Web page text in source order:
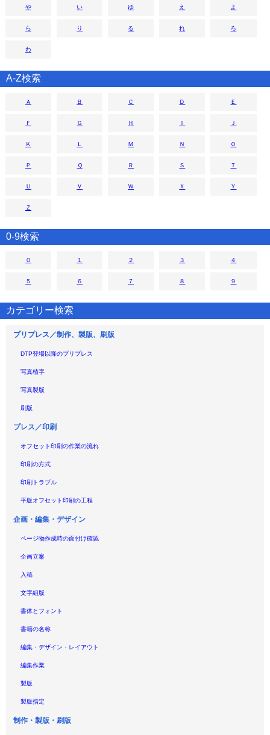
や い ゆ え よ
ら り る れ ろ
わ
A-Z検索
Ａ Ｂ Ｃ Ｄ Ｅ
Ｆ Ｇ Ｈ Ｉ Ｊ
Ｋ Ｌ Ｍ Ｎ Ｏ
Ｐ Ｑ Ｒ Ｓ Ｔ
Ｕ Ｖ Ｗ Ｘ Ｙ
Ｚ
0-9検索
０ １ ２ ３ ４
５ ６ ７ ８ ９
カテゴリー検索
プリプレス／制作、製版、刷版
DTP登場以降のプリプレス
写真植字
写真製版
刷版
プレス／印刷
オフセット印刷の作業の流れ
印刷の方式
印刷トラブル
平版オフセット印刷の工程
企画・編集・デザイン
ページ物作成時の面付け確認
企画立案
入稿
文字組版
書体とフォント
書籍の名称
編集・デザイン・レイアウト
編集作業
製版
製版指定
制作・製版・刷版